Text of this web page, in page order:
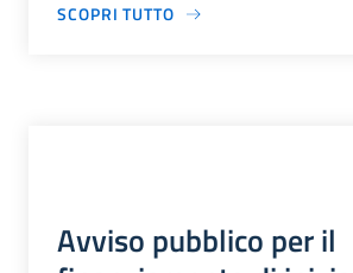
SCOPRI TUTTO
Avviso pubblico per il